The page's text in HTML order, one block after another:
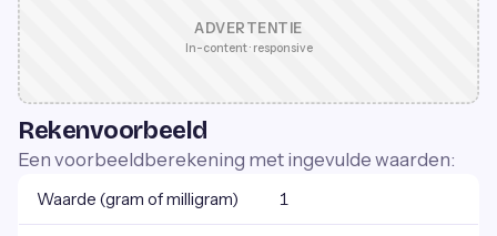
ADVERTENTIE
In-content · responsive
Rekenvoorbeeld
Een voorbeeldberekening met ingevulde waarden:
Waarde (gram of milligram) 1